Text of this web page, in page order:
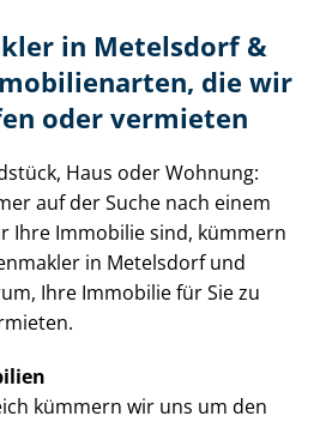
in Metelsdorf &
die wir
oder vermieten
Haus oder Wohnung:
auf der Suche nach einem
Ihre Immobilie sind, kümmern
in Metelsdorf und
Ihre Immobilie für Sie zu
kümmern wir uns um den